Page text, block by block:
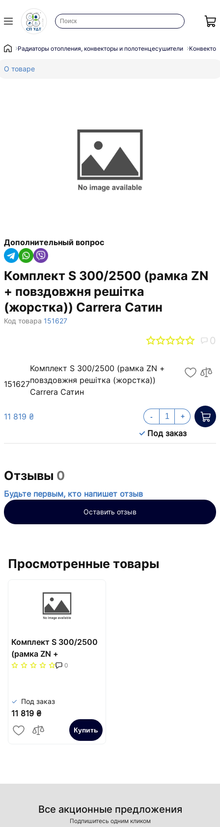
Радиаторы отопления, конвекторы и полотенцесушители
О товаре
Дополнительный вопрос
Комплект S 300/2500 (рамка ZN
+ повздовжня решітка
(жорстка)) Carrera Сатин
Код товара 151627
0
151627
Комплект S 300/2500 (рамка ZN +
повздовжня решітка (жорстка))
Carrera Сатин
11 819 ₴
Под заказ
- +
Отзывы 0
Будьте первым, кто напишет отзыв
Оставить отзыв
Просмотренные товары
Комплект S 300/2500
(рамка ZN +
повздовжня решітка
0
Под заказ
11 819 ₴
Купить
Все акционные предложения
Подпишитесь одним кликом